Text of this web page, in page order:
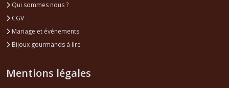
Qui sommes nous ?
CGV
Mariage et événements
Bijoux gourmands à lire
Mentions légales